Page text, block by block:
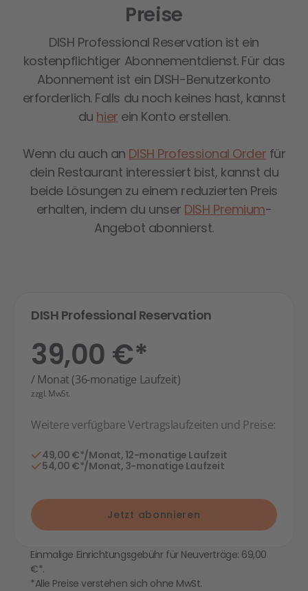
Preise
DISH Professional Reservation ist ein
kostenpflichtiger Abonnementdienst. Für das
Abonnement ist ein DISH-Benutzerkonto
erforderlich. Falls du noch keines hast, kannst
du hier ein Konto erstellen.
Wenn du auch an DISH Professional Order für
dein Restaurant interessiert bist, kannst du
beide Lösungen zu einem reduzierten Preis
erhalten, indem du unser DISH Premium-
Angebot abonnierst.
DISH Professional Reservation
39,00 €*
/ Monat (36-monatige Laufzeit)
zzgl. MwSt.
Weitere verfügbare Vertragslaufzeiten und Preise:
49,00 €*/Monat, 12-monatige Laufzeit
54,00 €*/Monat, 3-monatige Laufzeit
Jetzt abonnieren
Einmalige Einrichtungsgebühr für Neuverträge: 69,00
€*.
*Alle Preise verstehen sich ohne MwSt.